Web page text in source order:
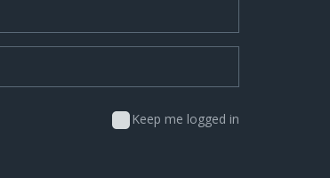
Keep me logged in